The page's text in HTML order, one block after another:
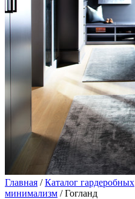
Главная /Каталог гардеробных
минимализм / Гогланд